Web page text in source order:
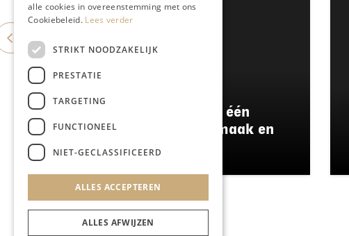
Damianz stapt over naar één
menu: meer kwaliteit, smaak en
duurzaamheid
alle cookies in overeenstemming met ons
Cookiebeleid. Lees verder
STRIKT NOODZAKELIJK
PRESTATIE
TARGETING
FUNCTIONEEL
NIET-GECLASSIFICEERD
ALLES ACCEPTEREN
ALLES AFWIJZEN